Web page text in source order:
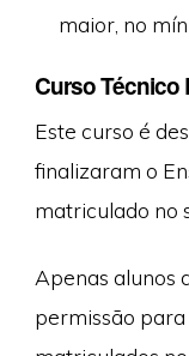
maior, no
Curso Técnico
Este curso é
finalizaram o
matriculado no
Apenas alunos
permissão